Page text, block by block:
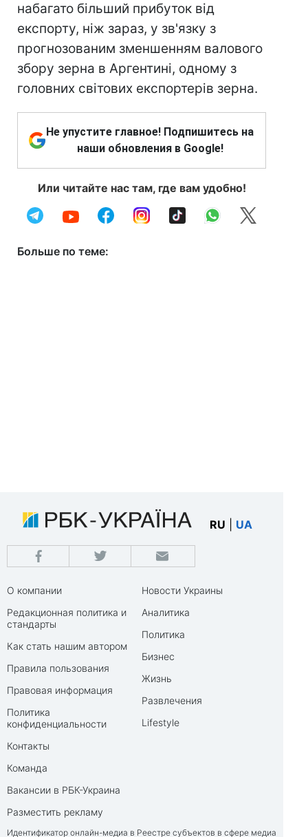
набагато більший прибуток від
експорту, ніж зараз, у зв'язку з
прогнозованим зменшенням валового
збору зерна в Аргентині, одному з
головних світових експортерів зерна.
Не упустите главное! Подпишитесь на
наши обновления в Google!
Или читайте нас там, где вам удобно!
Больше по теме:
RU UA
О компании
Редакционная политика и
стандарты
Как стать нашим автором
Правила пользования
Правовая информация
Политика
конфиденциальности
Контакты
Команда
Вакансии в РБК-Украина
Разместить рекламу
Новости Украины
Аналитика
Политика
Бизнес
Жизнь
Развлечения
Lifestyle
Идентификатор онлайн-медиа в Реестре субъектов в сфере медиа